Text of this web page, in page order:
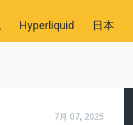
Hyperliquid 日本
7月 07, 2025